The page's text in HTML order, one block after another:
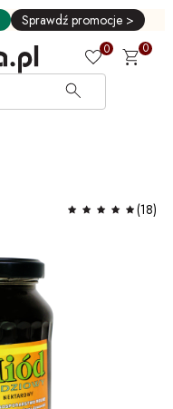
Sprawdź promocje >
0 0
(18)